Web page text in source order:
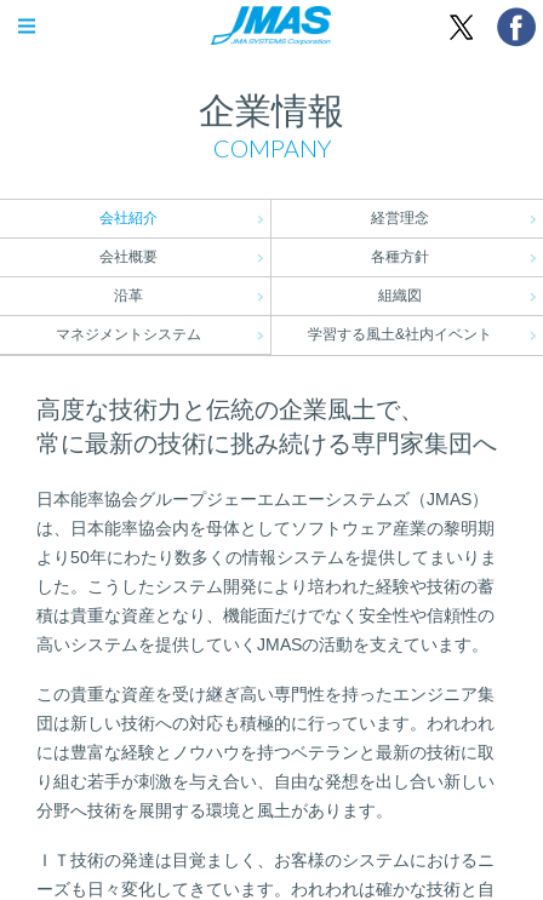
企業情報
COMPANY
会社紹介 経営理念
会社概要 各種方針
沿革 組織図
マネジメントシステム 学習する風土&社内イベント
高度な技術力と伝統の企業風土で、
常に最新の技術に挑み続ける専門家集団へ
日本能率協会グループジェーエムエーシステムズ（JMAS）
は、日本能率協会内を母体としてソフトウェア産業の黎明期
より50年にわたり数多くの情報システムを提供してまいりま
した。こうしたシステム開発により培われた経験や技術の蓄
積は貴重な資産となり、機能面だけでなく安全性や信頼性の
高いシステムを提供していくJMASの活動を支えています。
この貴重な資産を受け継ぎ高い専門性を持ったエンジニア集
団は新しい技術への対応も積極的に行っています。われわれ
には豊富な経験とノウハウを持つベテランと最新の技術に取
り組む若手が刺激を与え合い、自由な発想を出し合い新しい
分野へ技術を展開する環境と風土があります。
ＩＴ技術の発達は目覚ましく、お客様のシステムにおけるニ
ーズも日々変化してきています。われわれは確かな技術と自